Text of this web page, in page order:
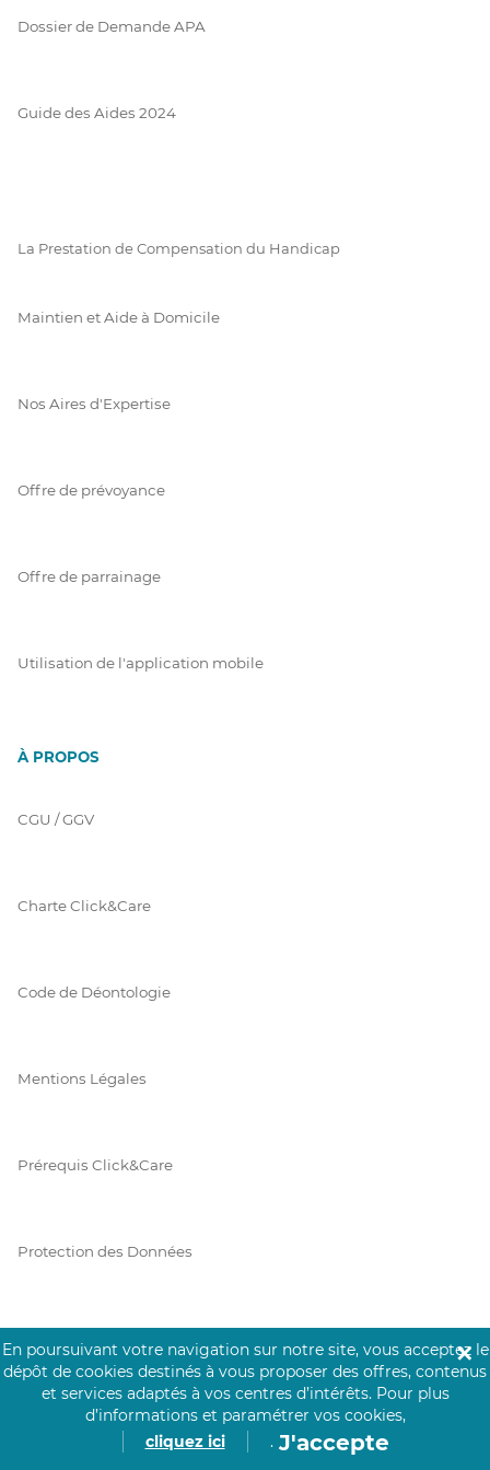
Dossier de Demande APA
Guide des Aides 2024
La Prestation de Compensation du Handicap
Maintien et Aide à Domicile
Nos Aires d'Expertise
Offre de prévoyance
Offre de parrainage
Utilisation de l'application mobile
À PROPOS
CGU / GGV
Charte Click&Care
Code de Déontologie
Mentions Légales
Prérequis Click&Care
Protection des Données
PAIEMENT SÉCURISÉ
En poursuivant votre navigation sur notre site, vous acceptez le
dépôt de cookies destinés à vous proposer des offres, contenus
et services adaptés à vos centres d’intérêts. Pour plus
d’informations et paramétrer vos cookies,
cliquez ici
. J'accepte
✕